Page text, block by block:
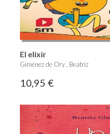
El elixir
Giménez de Ory , Beatriz
10,95 €